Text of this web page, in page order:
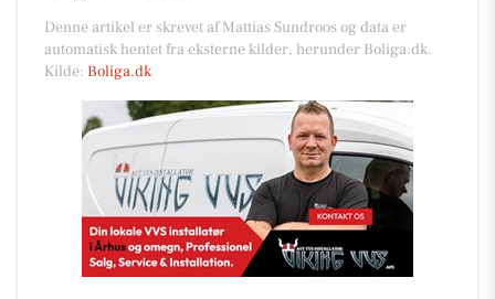
Denne artikel er skrevet af Mattias Sundroos og data er
automatisk hentet fra eksterne kilder, herunder Boliga.dk.
Kilde: Boliga.dk